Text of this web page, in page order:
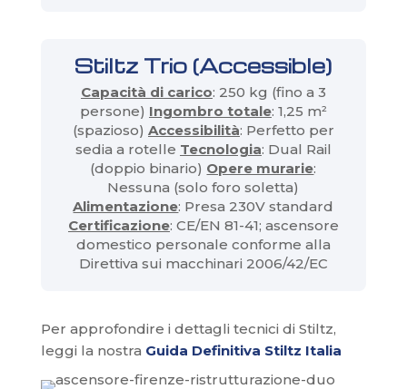
Stiltz Trio (Accessible)
Capacità di carico: 250 kg (fino a 3
persone) Ingombro totale: 1,25 m²
(spazioso) Accessibilità: Perfetto per
sedia a rotelle Tecnologia: Dual Rail
(doppio binario) Opere murarie:
Nessuna (solo foro soletta)
Alimentazione: Presa 230V standard
Certificazione: CE/EN 81-41; ascensore
domestico personale conforme alla
Direttiva sui macchinari 2006/42/EC
Per approfondire i dettagli tecnici di Stiltz,
leggi la nostra Guida Definitiva Stiltz Italia